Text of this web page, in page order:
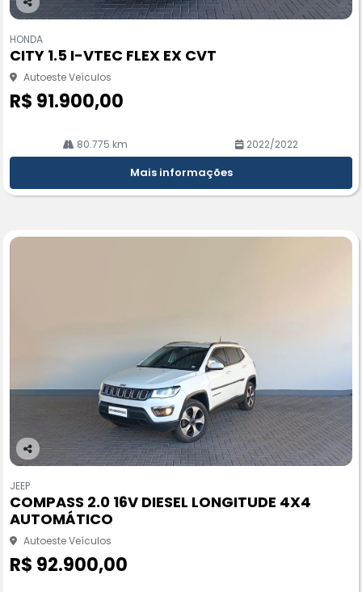
Co
pa
rtil
he
HONDA
CITY 1.5 I-VTEC FLEX EX CVT
Autoeste Veículos
R$ 91.900,00
80.775 km 2022/2022
Mais informações
Co
pa
rtil
he
JEEP
COMPASS 2.0 16V DIESEL LONGITUDE 4X4
AUTOMÁTICO
Autoeste Veículos
R$ 92.900,00